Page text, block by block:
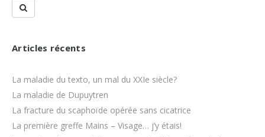
Articles récents
La maladie du texto, un mal du XXIe siècle?
La maladie de Dupuytren
La fracture du scaphoïde opérée sans cicatrice
La première greffe Mains – Visage… j’y étais!